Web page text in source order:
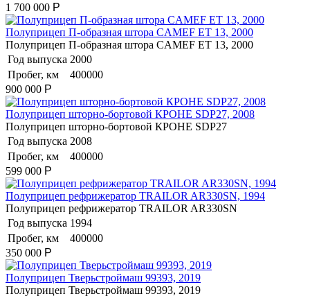
1 700 000 Р
Полуприцеп П-образная штора CAMEF ET 13, 2000
Полуприцеп П-образная штора CAMEF ET 13, 2000
Год выпуска 2000
Пробег, км
400000
900 000 Р
Полуприцеп шторно-бортовой КРОНЕ SDP27, 2008
Полуприцеп шторно-бортовой КРОНЕ SDP27
Год выпуска 2008
Пробег, км
400000
599 000 Р
Полуприцеп рефрижератор TRAILOR AR330SN, 1994
Полуприцеп рефрижератор TRAILOR AR330SN
Год выпуска 1994
Пробег, км
400000
350 000 Р
Полуприцеп Тверьстроймаш 99393, 2019
Полуприцеп Тверьстроймаш 99393, 2019